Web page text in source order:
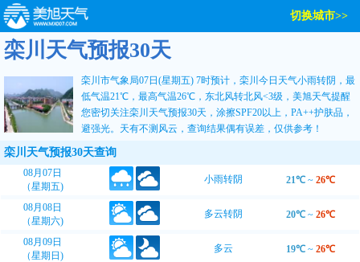
切换城市>>
栾川天气预报30天
栾川市气象局07日(星期五) 7时预计，栾川今日天气小雨转阴，最
低气温21℃，最高气温26℃，东北风转北风<3级， 美旭天气提醒
您密切关注栾川天气预报30天 ，涂擦SPF20以上，PA++护肤品，
避强光。天有不测风云，查询结果偶有误差，仅供参考！
栾川天气预报30天查询
08月07日
（星期五)
小雨转阴 21℃ ~ 26℃
08月08日
（星期六)
多云转阴 20℃ ~ 26℃
08月09日
（星期日)
多云 19℃ ~ 26℃